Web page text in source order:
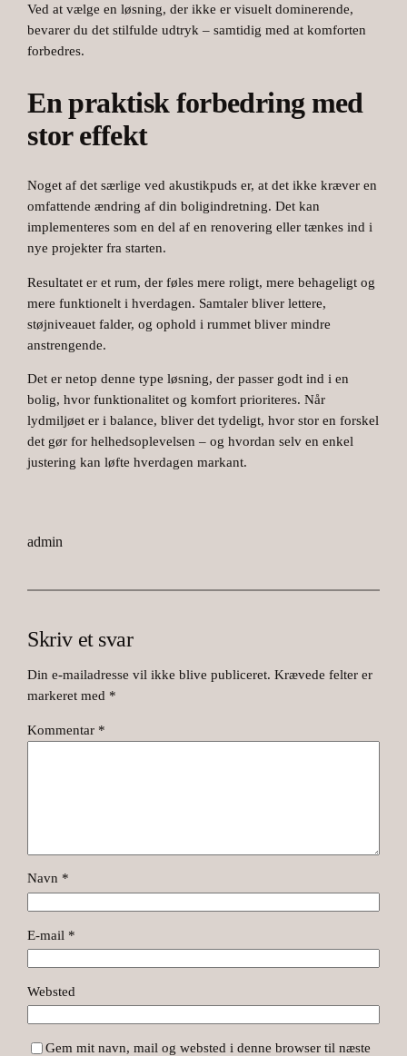
Ved at vælge en løsning, der ikke er visuelt dominerende,
bevarer du det stilfulde udtryk – samtidig med at komforten
forbedres.
En praktisk forbedring med
stor effekt
Noget af det særlige ved akustikpuds er, at det ikke kræver en
omfattende ændring af din boligindretning. Det kan
implementeres som en del af en renovering eller tænkes ind i
nye projekter fra starten.
Resultatet er et rum, der føles mere roligt, mere behageligt og
mere funktionelt i hverdagen. Samtaler bliver lettere,
støjniveauet falder, og ophold i rummet bliver mindre
anstrengende.
Det er netop denne type løsning, der passer godt ind i en
bolig, hvor funktionalitet og komfort prioriteres. Når
lydmiljøet er i balance, bliver det tydeligt, hvor stor en forskel
det gør for helhedsoplevelsen – og hvordan selv en enkel
justering kan løfte hverdagen markant.
admin
Skriv et svar
Din e-mailadresse vil ikke blive publiceret. Krævede felter er
markeret med *
Kommentar *
Navn *
E-mail *
Websted
Gem mit navn, mail og websted i denne browser til næste